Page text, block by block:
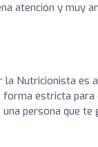
atención y muy
Nutricionista es
estricta para
persona que